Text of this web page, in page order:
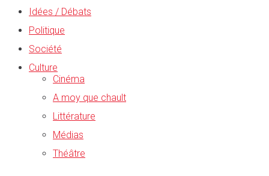
Idées / Débats
Politique
Société
Culture
Cinéma
A moy que chault
Littérature
Médias
Théâtre